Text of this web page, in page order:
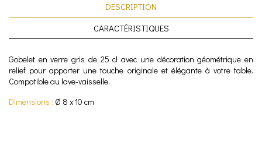
DESCRIPTION
CARACTÉRISTIQUES
Gobelet en verre gris de 25 cl avec une décoration géométrique en
relief pour apporter une touche originale et élégante à votre table.
Compatible au lave-vaisselle.
Dimensions : Ø 8 x 10 cm